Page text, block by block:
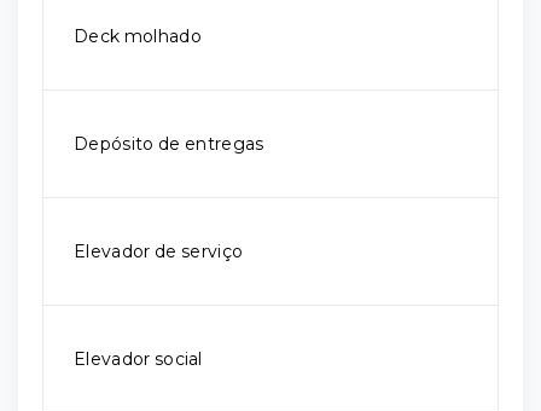
Deck molhado
Depósito de entregas
Elevador de serviço
Elevador social